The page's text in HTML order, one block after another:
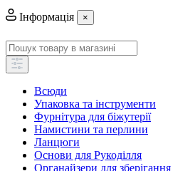
Інформація ×
Всюди
Упаковка та інструменти
Фурнітура для біжутерії
Намистини та перлини
Ланцюги
Основи для Рукоділля
Органайзери для зберігання